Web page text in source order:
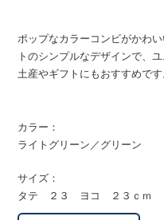
ポップなカラーコンビがかわ
トのシンプルなデザインで、
土産やギフトにもおすすめです
カラー：
ライトグリーン／グリーン
サイズ：
タテ ２３ ヨコ ２３ｃｍ